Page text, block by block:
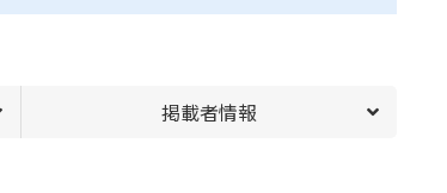
掲載者情報